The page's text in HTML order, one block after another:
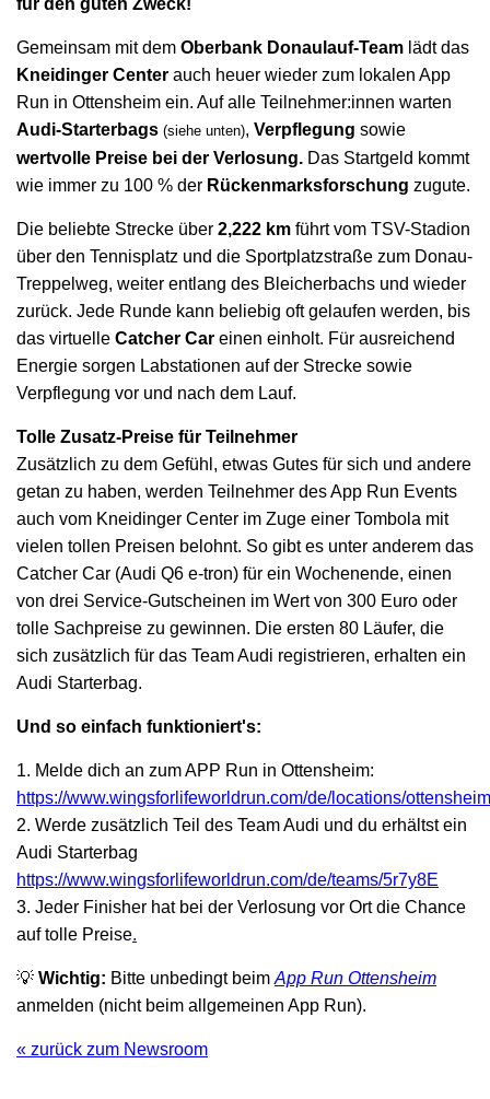
Gemeinsam mit dem Oberbank Donaulauf-Team lädt das
Kneidinger Center auch heuer wieder zum lokalen App
Run in Ottensheim ein. Auf alle Teilnehmer:innen warten
Audi-Starterbags (siehe unten), Verpflegung sowie
wertvolle Preise bei der Verlosung. Das Startgeld kommt
wie immer zu 100 % der Rückenmarksforschung zugute.
Die beliebte Strecke über 2,222 km führt vom TSV-Stadion
über den Tennisplatz und die Sportplatzstraße zum Donau-
Treppelweg, weiter entlang des Bleicherbachs und wieder
zurück. Jede Runde kann beliebig oft gelaufen werden, bis
das virtuelle Catcher Car einen einholt. Für ausreichend
Energie sorgen Labstationen auf der Strecke sowie
Verpflegung vor und nach dem Lauf.
Tolle Zusatz-Preise für Teilnehmer
Zusätzlich zu dem Gefühl, etwas Gutes für sich und andere
getan zu haben, werden Teilnehmer des App Run Events
auch vom Kneidinger Center im Zuge einer Tombola mit
vielen tollen Preisen belohnt. So gibt es unter anderem das
Catcher Car (Audi Q6 e-tron) für ein Wochenende, einen
von drei Service-Gutscheinen im Wert von 300 Euro oder
tolle Sachpreise zu gewinnen. Die ersten 80 Läufer, die
sich zusätzlich für das Team Audi registrieren, erhalten ein
Audi Starterbag.
Und so einfach funktioniert's:
1. Melde dich an zum APP Run in Ottensheim:
https://www.wingsforlifeworldrun.com/de/locations/ottensheim
2. Werde zusätzlich Teil des Team Audi und du erhältst ein
Audi Starterbag
https://www.wingsforlifeworldrun.com/de/teams/5r7y8E
3. Jeder Finisher hat bei der Verlosung vor Ort die Chance
auf tolle Preise.
💡 Wichtig: Bitte unbedingt beim App Run Ottensheim
anmelden (nicht beim allgemeinen App Run).
« zurück zum Newsroom